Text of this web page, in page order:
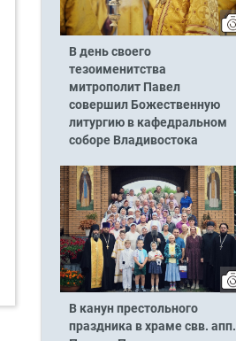
В день своего
тезоименитства
митрополит Павел
совершил Божественную
литургию в кафедральном
соборе Владивостока
В канун престольного
праздника в храме свв. апп.